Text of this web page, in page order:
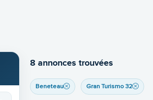
8 annonces trouvées
Beneteau Gran Turismo 32